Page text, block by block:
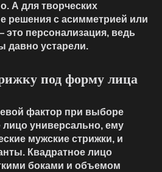
А для творческих
решения с асимметрией или
персонализация, ведь
давно устарели.
под форму лица
фактор при выборе
лицо универсально, ему
мужские стрижки, и
Квадратное лицо
боками и объемом